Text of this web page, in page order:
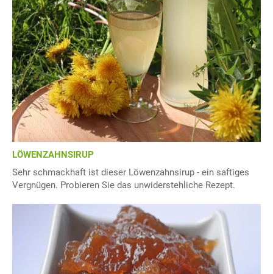
LÖWENZAHNSIRUP
Sehr schmackhaft ist dieser Löwenzahnsirup - ein saftiges
Vergnügen. Probieren Sie das unwiderstehliche Rezept.